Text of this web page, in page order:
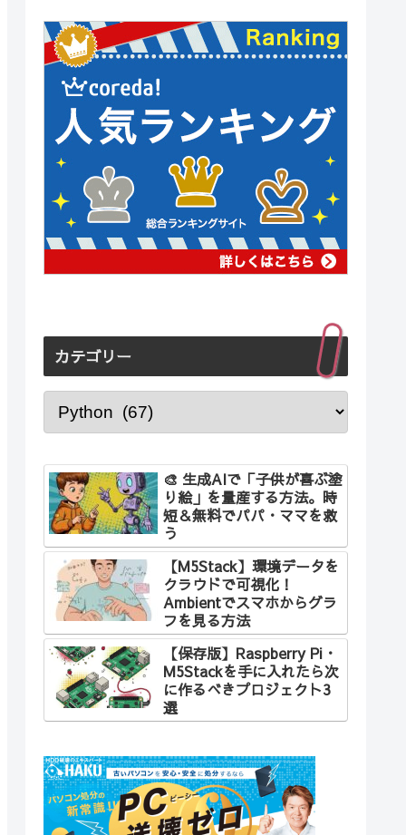
カテゴリー
🎨 生成AIで「子供が喜ぶ塗
り絵」を量産する方法。時
短＆無料でパパ・ママを救
う
【M5Stack】環境データを
クラウドで可視化！
Ambientでスマホからグラ
フを見る方法
【保存版】Raspberry Pi・
M5Stackを手に入れたら次
に作るべきプロジェクト3
選